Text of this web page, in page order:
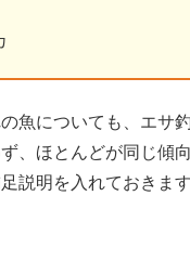
魚についても、エサ
、ほとんどが同じ傾
説明を入れておきます